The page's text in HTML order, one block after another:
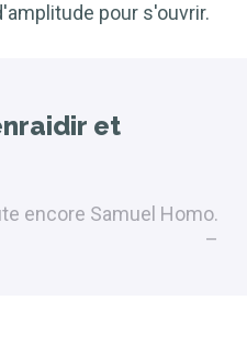
pour s'ouvrir.
et
encore Samuel Homo.